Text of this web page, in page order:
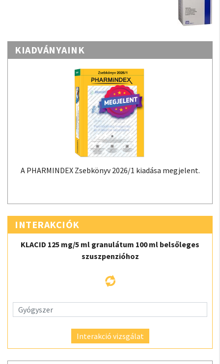
KIADVÁNYAINK
A PHARMINDEX Zsebkönyv 2026/1 kiadása megjelent.
INTERAKCIÓK
KLACID 125 mg/5 ml granulátum 100 ml belsőleges
szuszpenzióhoz
Interakció vizsgálat